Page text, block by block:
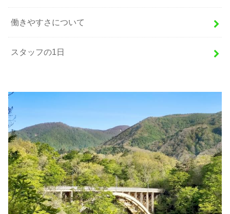
働きやすさについて
スタッフの1日